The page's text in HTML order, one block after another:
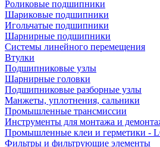
Роликовые подшипники
Шариковые подшипники
Игольчатые подшипники
Шарнирные подшипники
Системы линейного перемещения
Втулки
Подшипниковые узлы
Шарнирные головки
Подшипниковые разборные узлы
Манжеты, уплотнения, сальники
Промышленные трансмиссии
Инструменты для монтажа и
Промышленные клеи и герметики -
Фильтры и фильтрующие элементы